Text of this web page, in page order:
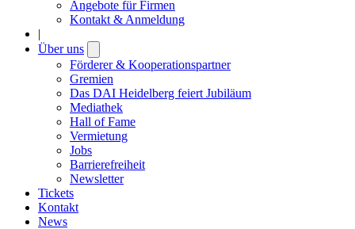
Angebote für Firmen
Kontakt & Anmeldung
|
Über uns
submenu
Förderer & Kooperationspartner
Gremien
Das DAI Heidelberg feiert Jubiläum
Mediathek
Hall of Fame
Vermietung
Jobs
Barrierefreiheit
Newsletter
Tickets
Kontakt
News